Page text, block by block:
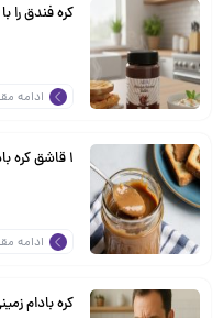
کره فندق را با چی
ادامه
1 قاشق کره بادام زمینی چقدر پروتئین داره؟
ادامه
کره بادام